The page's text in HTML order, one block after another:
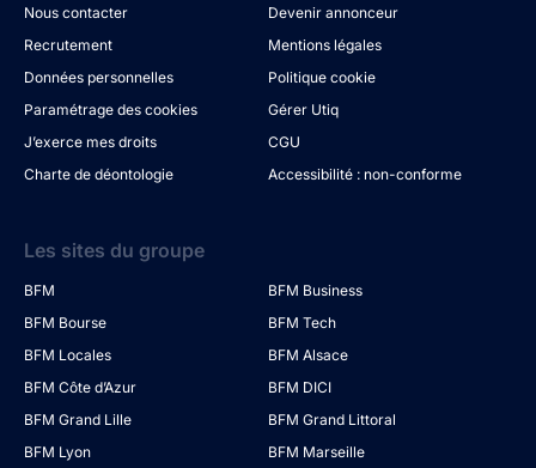
Nous contacter
Devenir annonceur
Recrutement
Mentions légales
Données personnelles
Politique cookie
Paramétrage des cookies
Gérer Utiq
J’exerce mes droits
CGU
Charte de déontologie
Accessibilité : non-conforme
Les sites du groupe
BFM
BFM Business
BFM Bourse
BFM Tech
BFM Locales
BFM Alsace
BFM Côte d’Azur
BFM DICI
BFM Grand Lille
BFM Grand Littoral
BFM Lyon
BFM Marseille